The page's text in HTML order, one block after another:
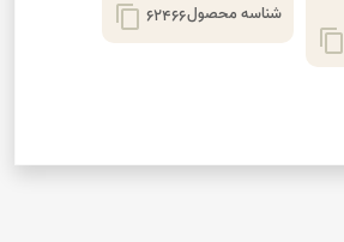
content_copy
شناسه محصول62466
content_copy